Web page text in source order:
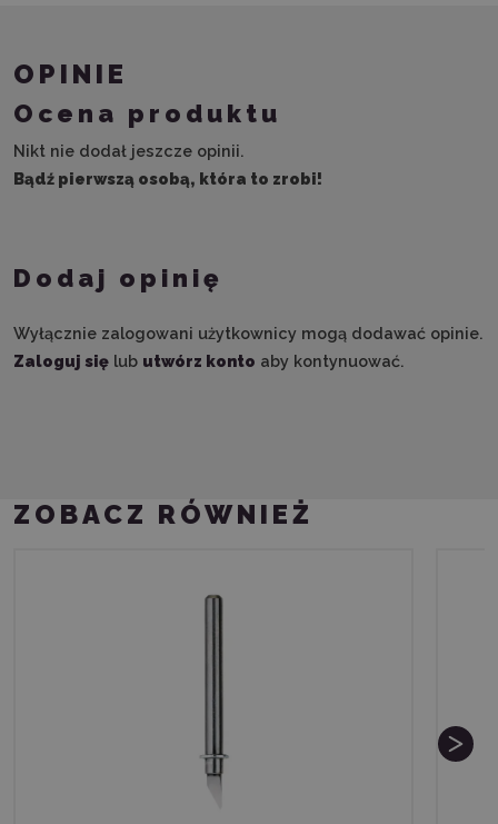
OPINIE
Ocena produktu
Nikt nie dodał jeszcze opinii.
Bądź pierwszą osobą, która to zrobi!
Dodaj opinię
Wyłącznie zalogowani użytkownicy mogą dodawać opinie.
Zaloguj się lub utwórz konto aby kontynuować.
ZOBACZ RÓWNIEŻ